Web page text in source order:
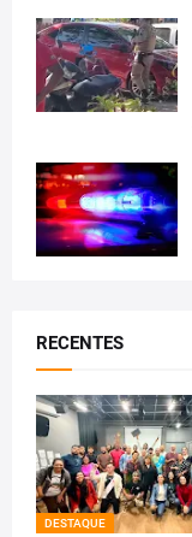
RECENTES
DESTAQUE